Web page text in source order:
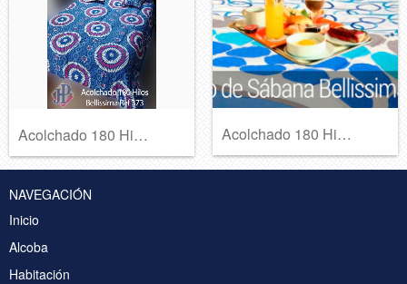
Acolchado 180 Hilos Bellissima Ref 373 Acolchado 180 Hilos Bellissima Ref 368
NAVEGACIÓN
Inicio
Alcoba
Habitación